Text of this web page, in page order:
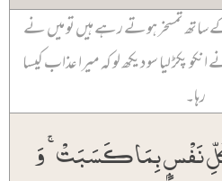
ساتھ تمسخر ہوتے رہے ہیں تو میں نے
پکڑ لیا سو دیکھ لو کہ میرا عذاب کیسا
رہا۔
کُلِّ نَفۡسٍۭ بِمَا کَسَبَتۡ ۚ وَ